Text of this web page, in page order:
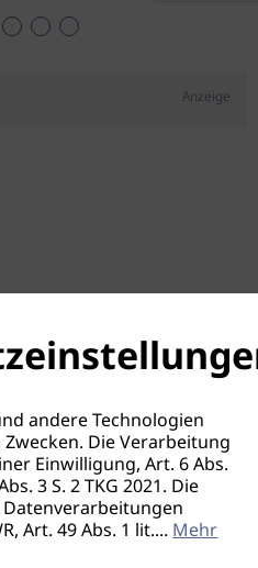
Anzeige
andere Technologien
Die Verarbeitung
Einwilligung, Art. 6 Abs.
3 S. 2 TKG 2021. Die
Art. 49 Abs. 1 lit....Mehr